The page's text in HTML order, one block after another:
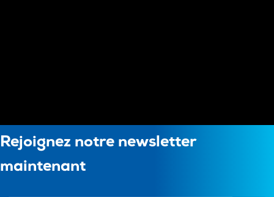
Rejoignez notre newsletter
maintenant